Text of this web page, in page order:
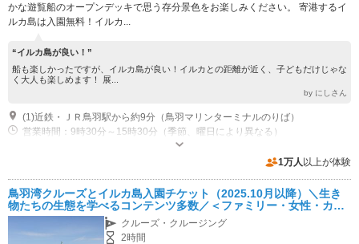
かな遊覧船のオープンデッキで思う存分景色をお楽しみください。 寄港するイ
ルカ島は入園無料！イルカ...
“イルカ島が良い！”
船も楽しかったですが、イルカ島が良い！イルカとの距離が近く、子どもだけじゃな
く大人も楽しめます！ 展...
by にしさん
(1)近鉄・ＪＲ鳥羽駅から約9分（鳥羽マリンターミナルのりば）
営業時間：9時30分～15時30分（季節、曜日により異なる）
近隣駐車場あり（有料）250台 佐田浜駐車場
1万人 以上が体験
鳥羽湾クルーズとイルカ島入園チケット（2025.10月以降）＼生き
物たちの生態を学べるコンテンツ多数／＜ファミリー・女性・カッ
プルにもおすすめ＞
クルーズ・クルージング
2時間